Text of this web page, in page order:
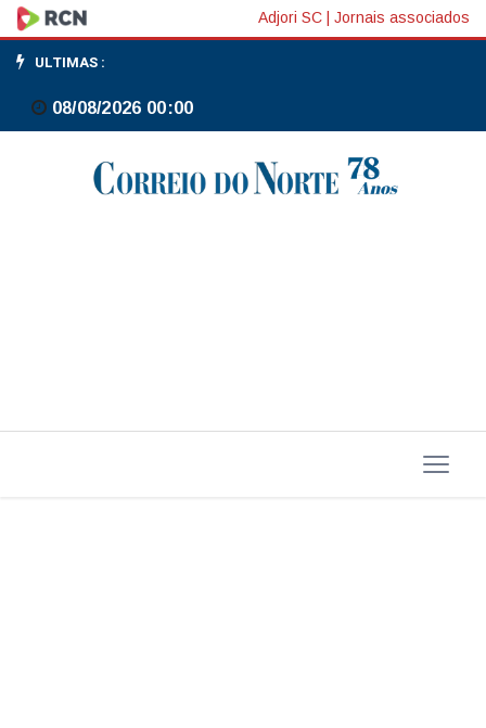
Políticos
de
todas
tendências
homenageiam
Adjori SC Jornais associados
ULTIMAS :
08/08/2026 00:00